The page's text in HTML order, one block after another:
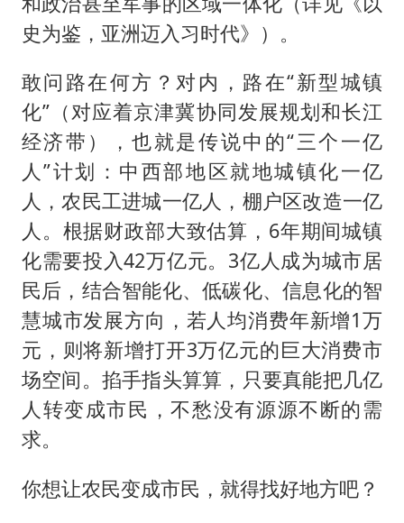
史为鉴，亚洲迈入习时代》）。
敢问路在何方？对内，路在“新型城镇
化”（对应着京津冀协同发展规划和长江
经济带），也就是传说中的“三个一亿
人”计划：中西部地区就地城镇化一亿
人，农民工进城一亿人，棚户区改造一亿
人。根据财政部大致估算，6年期间城镇
化需要投入42万亿元。3亿人成为城市居
民后，结合智能化、低碳化、信息化的智
慧城市发展方向，若人均消费年新增1万
元，则将新增打开3万亿元的巨大消费市
场空间。掐手指头算算，只要真能把几亿
人转变成市民，不愁没有源源不断的需
求。
你想让农民变成市民，就得找好地方吧？